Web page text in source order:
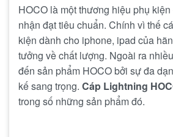
HOCO là một thương hiệu phụ
nhận đạt tiêu chuẩn. Chính vì thế
kiện dành cho iphone, ipad của
tưởng về chất lượng. Ngoài ra
đến sản phẩm HOCO bởi sự đa
kế sang trọng. Cáp Lightning
trong số những sản phẩm đó.